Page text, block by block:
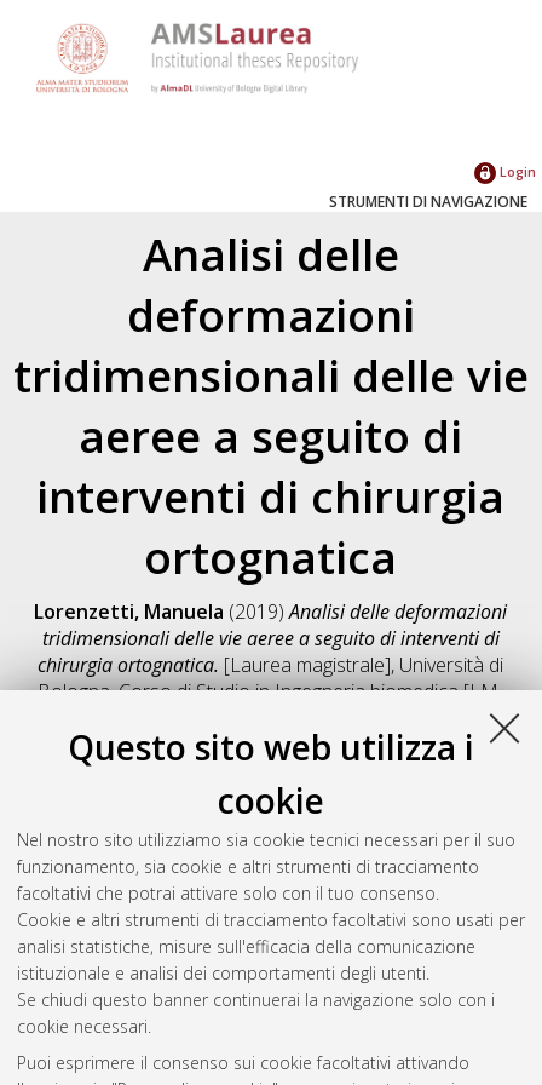
Questo sito web utilizza i
cookie
Nel nostro sito utilizziamo sia cookie tecnici necessari per il suo
funzionamento, sia cookie e altri strumenti di tracciamento
facoltativi che potrai attivare solo con il tuo consenso.
Cookie e altri strumenti di tracciamento facoltativi sono usati per
analisi statistiche, misure sull'efficacia della comunicazione
istituzionale e analisi dei comportamenti degli utenti.
Se chiudi questo banner continuerai la navigazione solo con i
cookie necessari.
Puoi esprimere il consenso sui cookie facoltativi attivando
Login
STRUMENTI DI NAVIGAZIONE
Analisi delle
deformazioni
tridimensionali delle vie
aeree a seguito di
interventi di chirurgia
ortognatica
Lorenzetti, Manuela (2019)Analisi delle deformazioni
tridimensionali delle vie aeree a seguito di interventi di
chirurgia ortognatica. [Laurea magistrale], Università di
Bologna, Corso di Studio inIngegneria biomedica [LM-
, Documento full-text non disponibile
Salva citazione
Condividi
Il full-text non è disponibile per scelta dell'autore. (
Abstract
Altri metadati
Gestione del documento:
Atom